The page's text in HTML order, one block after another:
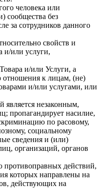
человека или
сообщества без
за сотрудников данного
свойств и
и/или услуги,
и/или Услуги, а
отношения к лицам, (не)
и/или услугами, или
является незаконным,
пропагандирует насилие,
по расовому,
социальному
сведения и (или)
организаций, органов
действий,
которых направлены на
действующих на